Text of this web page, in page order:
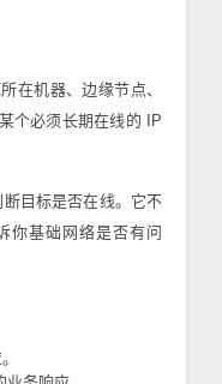
在机器、边缘节点、
个必须长期在线的 IP
目标是否在线。它不
你基础网络是否有问